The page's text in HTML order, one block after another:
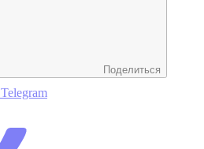
Поделиться
Telegram